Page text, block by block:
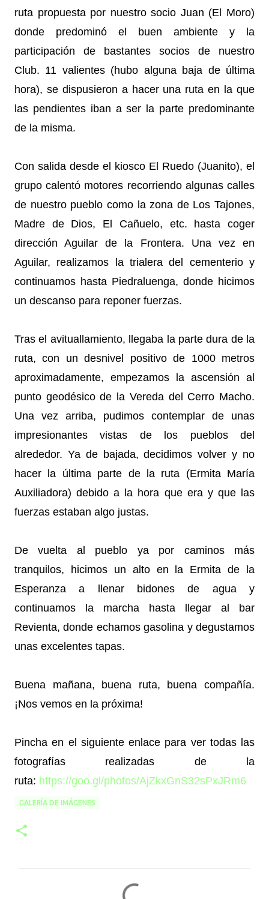
ruta propuesta por nuestro socio Juan (El Moro)
donde predominó el buen ambiente y la
participación de bastantes socios de nuestro
Club. 11 valientes (hubo alguna baja de última
hora), se dispusieron a hacer una ruta en la que
las pendientes iban a ser la parte predominante
de la misma.
Con salida desde el kiosco El Ruedo (Juanito), el
grupo calentó motores recorriendo algunas calles
de nuestro pueblo como la zona de Los Tajones,
Madre de Dios, El Cañuelo, etc. hasta coger
dirección Aguilar de la Frontera. Una vez en
Aguilar, realizamos la trialera del cementerio y
continuamos hasta Piedraluenga, donde hicimos
un descanso para reponer fuerzas.
Tras el avituallamiento, llegaba la parte dura de la
ruta, con un desnivel positivo de 1000 metros
aproximadamente, empezamos la ascensión al
punto geodésico de la Vereda del Cerro Macho.
Una vez arriba, pudimos contemplar de unas
impresionantes vistas de los pueblos del
alrededor. Ya de bajada, decidimos volver y no
hacer la última parte de la ruta (Ermita María
Auxiliadora) debido a la hora que era y que las
fuerzas estaban algo justas.
De vuelta al pueblo ya por caminos más
tranquilos, hicimos un alto en la Ermita de la
Esperanza a llenar bidones de agua y
continuamos la marcha hasta llegar al bar
Revienta, donde echamos gasolina y degustamos
unas excelentes tapas.
Buena mañana, buena ruta, buena compañía.
¡Nos vemos en la próxima!
Pincha en el siguiente enlace para ver todas las
fotografías realizadas de la
ruta: https://goo.gl/photos/AjZkxGnS32sPxJRm6
GALERÍA DE IMÁGENES